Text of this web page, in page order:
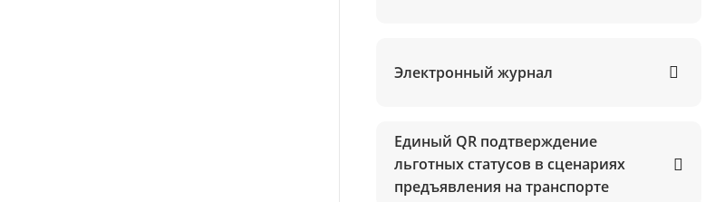
Электронный журнал
Единый QR подтверждение
льготных статусов в сценариях
предъявления на транспорте